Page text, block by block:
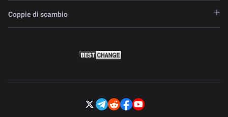
Coppie di scambio